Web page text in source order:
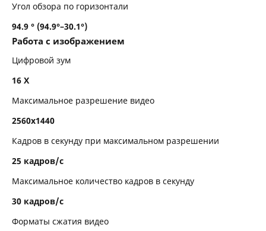
Угол обзора по горизонтали
94.9 ° (94.9°–30.1°)
Работа с изображением
Цифровой зум
16 Х
Максимальное разрешение видео
2560x1440
Кадров в секунду при максимальном разрешении
25 кадров/с
Максимальное количество кадров в секунду
30 кадров/с
Форматы сжатия видео